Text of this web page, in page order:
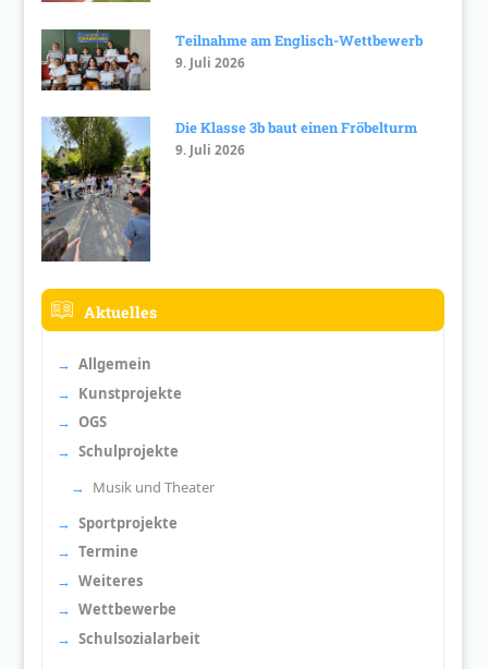
Teilnahme am Englisch-Wettbewerb
9. Juli 2026
Die Klasse 3b baut einen Fröbelturm
9. Juli 2026
Aktuelles
Allgemein
Kunstprojekte
OGS
Schulprojekte
Musik und Theater
Sportprojekte
Termine
Weiteres
Wettbewerbe
Schulsozialarbeit